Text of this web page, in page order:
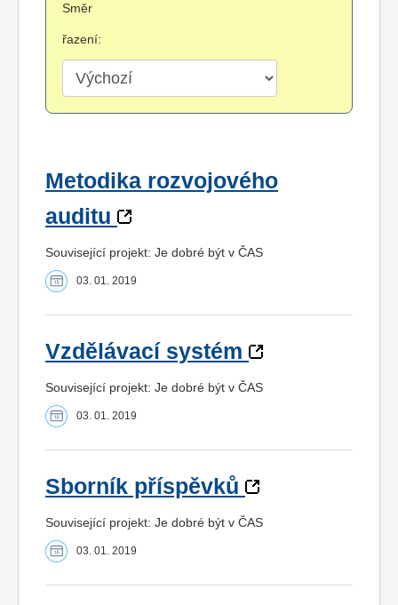
Směr
řazení:
Metodika rozvojového
auditu
Související projekt: Je dobré být v ČAS
03. 01. 2019
Vzdělávací systém
Související projekt: Je dobré být v ČAS
03. 01. 2019
Sborník příspěvků
Související projekt: Je dobré být v ČAS
03. 01. 2019